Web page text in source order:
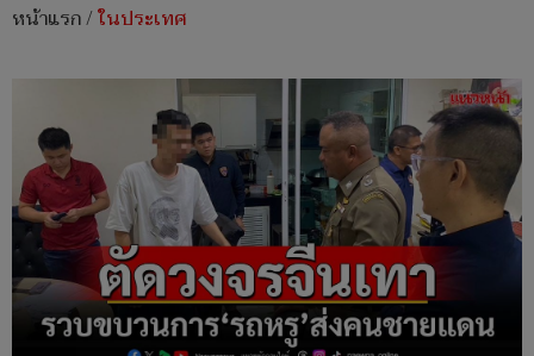
หน้าแรก/ในประเทศ